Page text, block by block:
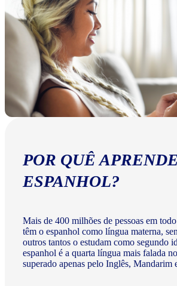
POR QUÊ
ESPANHOL?
Mais de 400 milhões de pessoas em
têm o espanhol como língua materna,
outros tantos o estudam como segundo
espanhol é a quarta língua mais falada
superado apenas pelo Inglês, Mandarim